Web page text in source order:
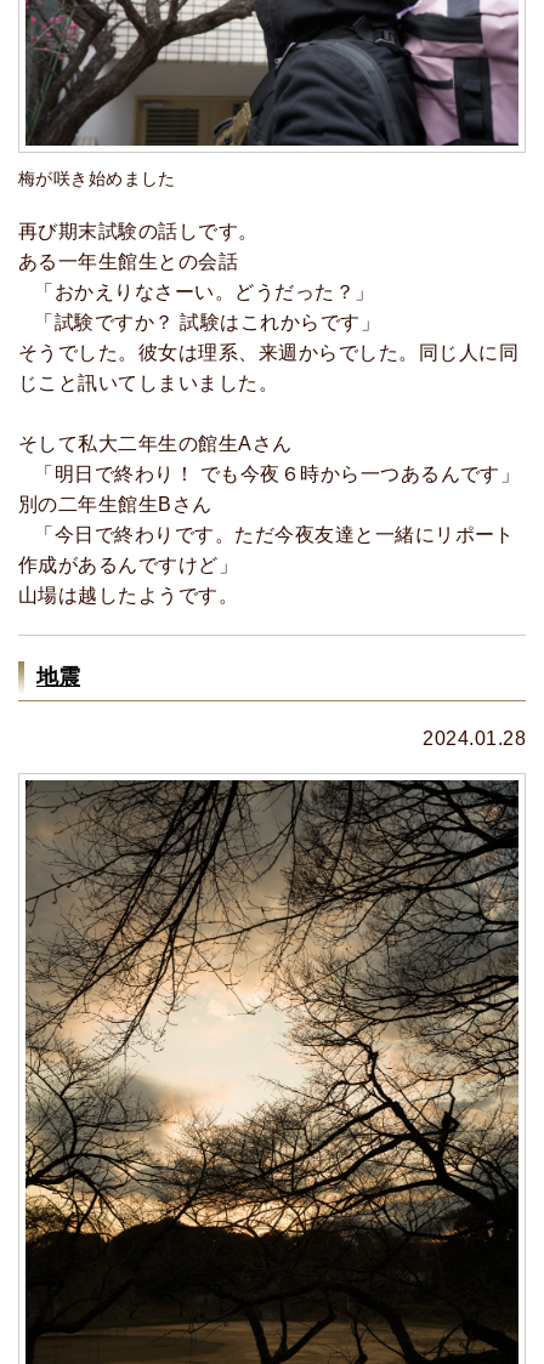
梅が咲き始めました
再び期末試験の話しです。
ある一年生館生との会話
「おかえりなさーい。どうだった？」
「試験ですか？ 試験はこれからです」
そうでした。彼女は理系、来週からでした。同じ人に同
じこと訊いてしまいました。
そして私大二年生の館生Aさん
「明日で終わり！ でも今夜６時から一つあるんです」
別の二年生館生Bさん
「今日で終わりです。ただ今夜友達と一緒にリポート
作成があるんですけど」
山場は越したようです。
地震
2024.01.28